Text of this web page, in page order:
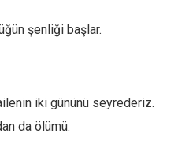
şenliği başlar.
iki gününü seyrederiz.
da ölümü.